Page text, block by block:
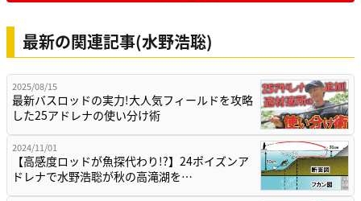
最新の関連記事(水野浩聡)
2025/08/15
最新バスロッドの実力!大人気フィールドを攻略
した25アドレナの使い分け術
2024/11/01
【高感度ロッドが魚探代わり!?】24ポイズンア
ドレナで水野浩聡が秋の高滝湖を…